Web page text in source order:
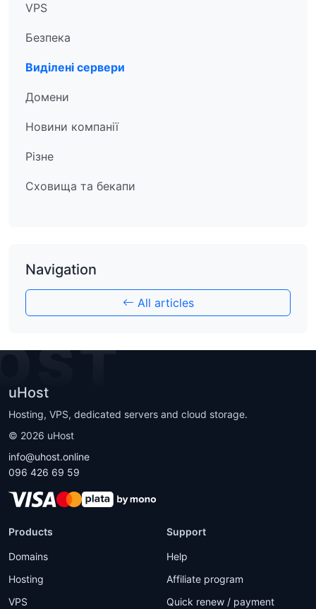
VPS
Безпека
Виділені сервери
Домени
Новини компанії
Різне
Сховища та бекапи
Navigation
All articles
uHost
Hosting, VPS, dedicated servers and cloud storage.
© 2026 uHost
info@uhost.online
096 426 69 59
Products
Domains
Hosting
VPS
Support
Help
Affiliate program
Quick renew / payment